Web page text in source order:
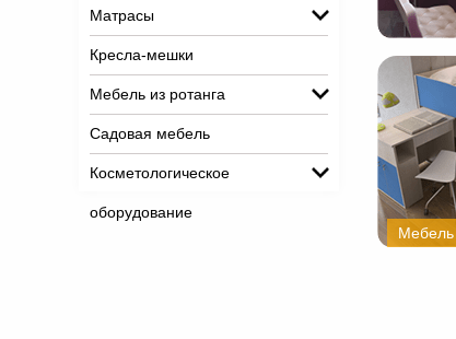
Матрасы
Кресла-мешки
Мебель из ротанга
Садовая мебель
Косметологическое
оборудование